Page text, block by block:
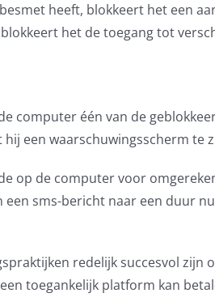
heeft, blokkeert het een
het de toegang tot
computer één van de
een waarschuwingsscherm te
op de computer voor
sms-bericht naar een duur
redelijk succesvol zijn
toegankelijk platform kan